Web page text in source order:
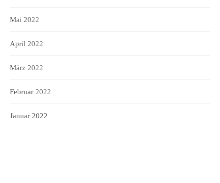
Mai 2022
April 2022
März 2022
Februar 2022
Januar 2022